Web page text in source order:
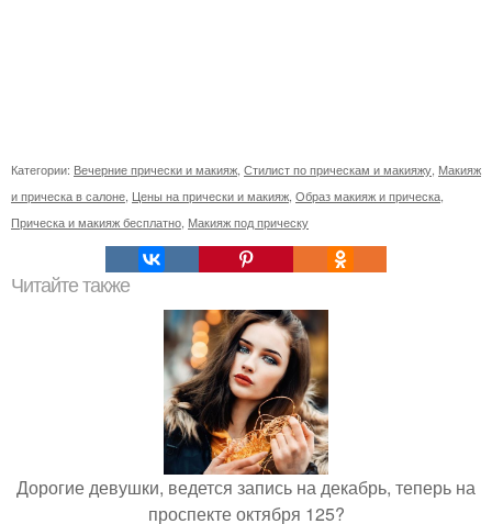
Категории: Вечерние прически и макияж Стилист по прическам и макияжу Макияж
и прическа в салоне Цены на прически и макияж Образ макияж и прическа
Прическа и макияж бесплатно Макияж под прическу
Читайте также
Дорогие девушки, ведется запись на декабрь, теперь на
проспекте октября 125?